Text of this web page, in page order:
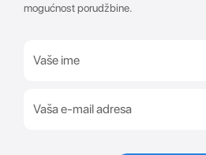
mogućnost porudžbine.